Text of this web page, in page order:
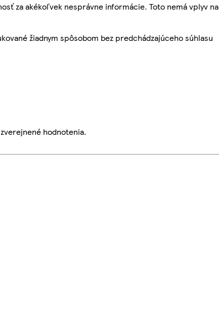
za akékoľvek nesprávne informácie. Toto nemá vplyv na
žiadnym spôsobom bez predchádzajúceho súhlasu
hodnotenia.